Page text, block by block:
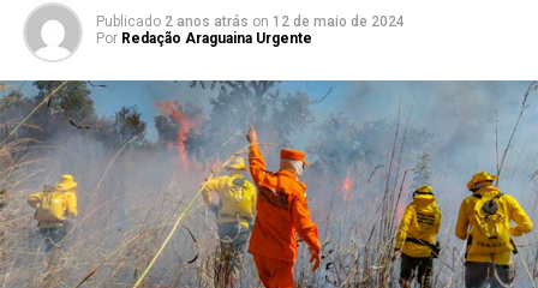
Publicado 2 anos atrás on 12 de maio de 2024
Por Redação Araguaina Urgente